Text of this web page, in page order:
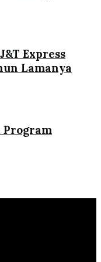
Express
Lamanya
Program